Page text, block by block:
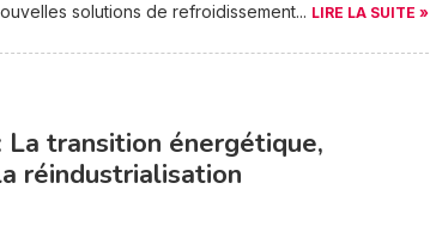
solutions de refroidissement... LIRE LA SUITE »
La transition énergétique,
réindustrialisation